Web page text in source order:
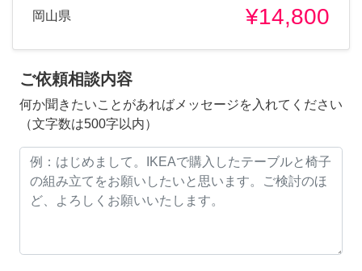
岡山県 ¥14,800
ご依頼相談内容
何か聞きたいことがあればメッセージを入れてください
（文字数は500字以内）